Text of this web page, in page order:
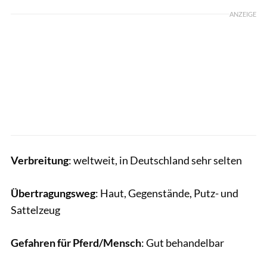
ANZEIGE
Verbreitung: weltweit, in Deutschland sehr selten
Übertragungsweg: Haut, Gegenstände, Putz- und
Sattelzeug
Gefahren für Pferd/Mensch: Gut behandelbar